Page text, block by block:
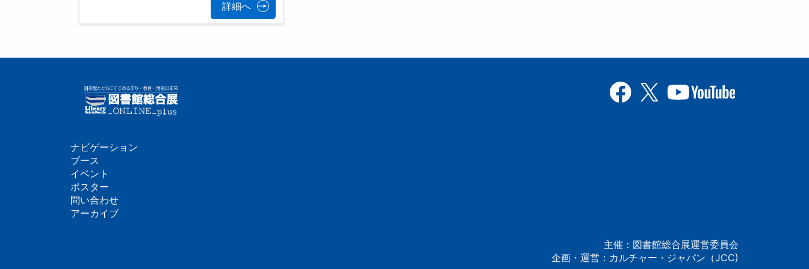
詳細へ
フ
ッ
タ
ナビゲーション
ブース
イベント
ポスター
問い合わせ
アーカイブ
主催：図書館総合展運営委員会
企画・運営：カルチャー・ジャパン（JCC)